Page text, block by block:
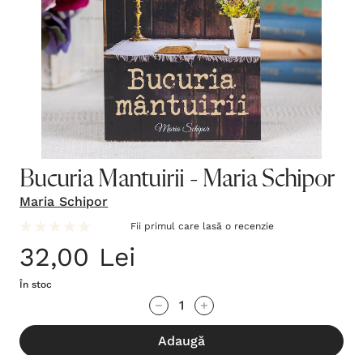
Bucuria Mantuirii - Maria Schipor
Maria Schipor
Fii primul care lasă o recenzie
32,00 Lei
În stoc
te!
Stocul
Adaugă